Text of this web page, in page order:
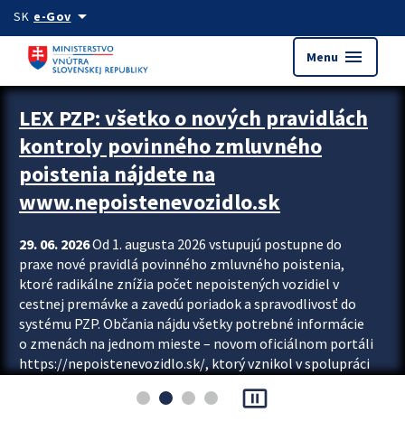
Preskocit na hlavný obsah
SK e-Govarrow_drop_down
Menu menu
Zastavit automatický posun upútavok
LEX PZP: všetko o nových pravidlách
kontroly povinného zmluvného
poistenia nájdete na
www.nepoistenevozidlo.sk
29. 06. 2026Od 1. augusta 2026 vstupujú postupne do
praxe nové pravidlá povinného zmluvného poistenia,
ktoré radikálne znížia počet nepoistených vozidiel v
cestnej premávke a zavedú poriadok a spravodlivosť do
systému PZP. Občania nájdu všetky potrebné informácie
o zmenách na jednom mieste – novom oficiálnom portáli
https://nepoistenevozidlo.sk/, ktorý vznikol v spolupráci
asociácie poisťovní (SLASPO) a Ministerstva vnútra SR.
pause_presentation